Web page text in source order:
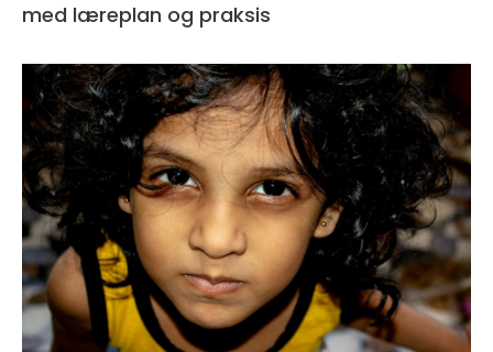
med læreplan og praksis